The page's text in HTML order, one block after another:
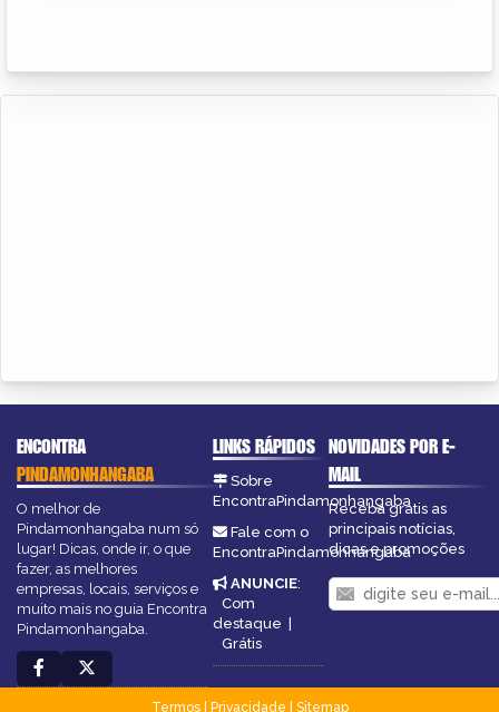
ENCONTRA
PINDAMONHANGABA
O melhor de
Pindamonhangaba num só
lugar! Dicas, onde ir, o que
fazer, as melhores
empresas, locais, serviços e
muito mais no guia Encontra
Pindamonhangaba.
LINKS RÁPIDOS
Sobre
EncontraPindamonhangaba
Fale com o
EncontraPindamonhangaba
ANUNCIE:
Com
destaque |
Grátis
NOVIDADES POR E-
MAIL
Receba grátis as
principais notícias,
dicas e promoções
Termos| Privacidade
Sitemap